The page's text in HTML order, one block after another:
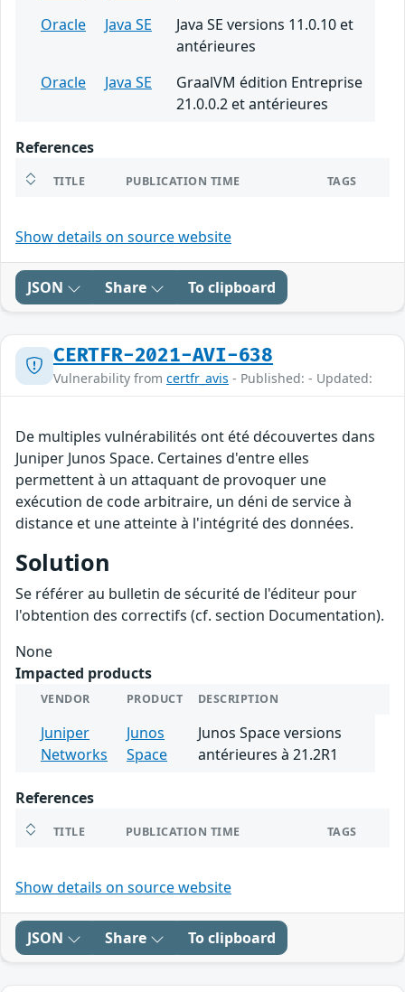
Oracle
Java SE
Java SE versions 11.0.10 et
antérieures
Oracle
Java SE
GraalVM édition Entreprise
21.0.0.2 et antérieures
References
TITLE PUBLICATION TIME TAGS
Show details on source website
JSON Share To clipboard
CERTFR-2021-AVI-638
Vulnerability from certfr_avis - Published: - Updated:
De multiples vulnérabilités ont été découvertes dans
Juniper Junos Space. Certaines d'entre elles
permettent à un attaquant de provoquer une
exécution de code arbitraire, un déni de service à
distance et une atteinte à l'intégrité des données.
Solution
Se référer au bulletin de sécurité de l'éditeur pour
l'obtention des correctifs (cf. section Documentation).
None
Impacted products
VENDOR PRODUCT DESCRIPTION
Juniper
Networks
Junos
Space
Junos Space versions
antérieures à 21.2R1
References
TITLE PUBLICATION TIME TAGS
Show details on source website
JSON Share To clipboard